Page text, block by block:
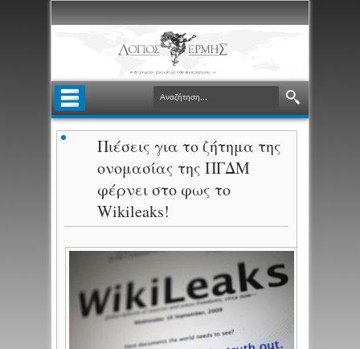
Πιέσεις για το ζήτημα της
ονομασίας της ΠΓΔΜ
φέρνει στο φως το
Wikileaks!